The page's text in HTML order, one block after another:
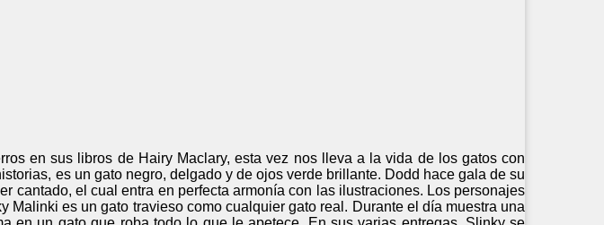
en sus libros de Hairy Maclary, esta vez nos lleva a la vida de los gatos con
es un gato negro, delgado y de ojos verde brillante. Dodd hace gala de su
cantado, el cual entra en perfecta armonía con las ilustraciones. Los personajes
Malinki es un gato travieso como cualquier gato real. Durante el día muestra una